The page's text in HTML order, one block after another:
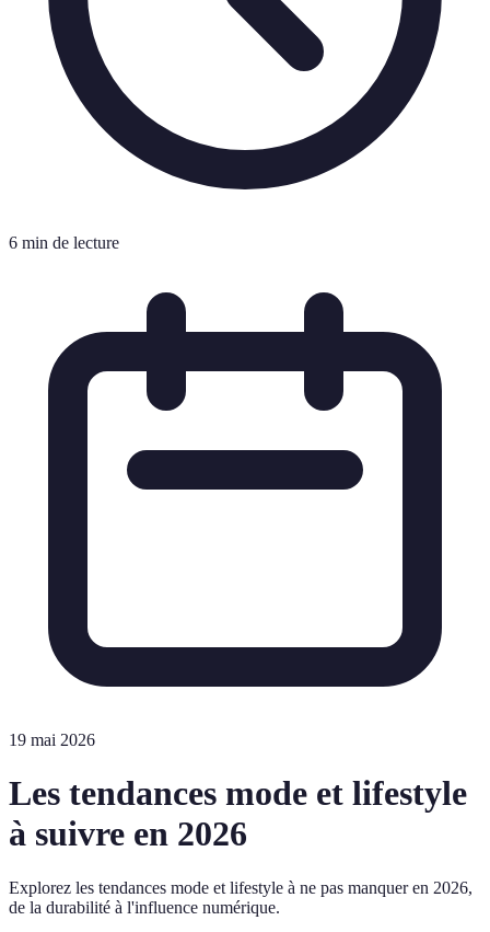
6 min de lecture
19 mai 2026
Les tendances mode et lifestyle
à suivre en 2026
Explorez les tendances mode et lifestyle à ne pas manquer en 2026,
de la durabilité à l'influence numérique.